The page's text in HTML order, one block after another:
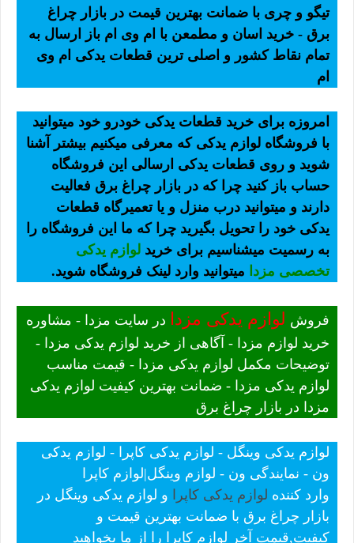
تیگو و چری با ضمانت بهترین قیمت در بازار چراغ
برق - خرید اسان و مطمعن با ام وی ام باز ارسال به
تمام نقاط کشور و اصلی ترین قطعات یدکی ام وی
ام
امروزه برای خرید قطعات یدکی خودرو خود میتوانید
با فروشگاه لوازم یدکی که معرفی میکنیم بیشتر آشنا
شوید و روی قطعات یدکی ارسالی این فروشگاه
حساب باز کنید چرا که در بازار چراغ برق فعالیت
دارند و میتوانید درب منزل و یا تعمیرگاه قطعات
یدکی خود را تحویل بگیرید چرا که ما این فروشگاه را
به رسمیت میشناسیم برای خرید لوازم یدکی
تخصصی مزدا میتوانید وارد لینک فروشگاه شوید.
فروش لوازم یدکی مزدا در سایت مزدا - مشاوره
خرید لوازم مزدا - آگاهی از خرید لوازم یدکی مزدا -
توضیحات مکمل لوازم یدکی مزدا - قیمت مناسب
لوازم یدکی مزدا - ضمانت بهترین کیفیت لوازم یدکی
مزدا در بازار چراغ برق
لوازم یدکی وینگل - لوازم یدکی کاپرا - لوازم یدکی
ون - نمایندگی ون - لوازم وینگل|لوازم کاپرا
وارد کننده لوازم یدکی کاپرا و لوازم یدکی وینگل در
بازار چراغ برق با ضمانت بهترین قیمت و
کیفیت,قیمت آخر لوازم کاپرا را از ما بخواهید